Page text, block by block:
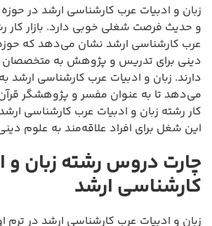
زبان و ادبیات عرب کارشناسی ارشد در
و حدیث فرصت شغلی خوبی دارد. بازار کار
عرب کارشناسی ارشد نشان می‌دهد که
دینی برای تدریس و پژوهش به متخصصان
دارند. زبان و ادبیات عرب کارشناسی ارشد
می‌دهد تا به عنوان مفسر و پژوهشگر قرآن
کار رشته زبان و ادبیات عرب کارشناسی
این شغل برای افراد علاقه‌مند به علوم
چارت دروس رشته زبان و
کارشناسی ارشد
زبان و ادبیات عرب کارشناسی ارشد در